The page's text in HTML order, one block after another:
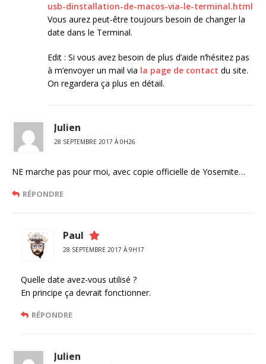
usb-dinstallation-de-macos-via-le-terminal.html
Vous aurez peut-être toujours besoin de changer la
date dans le Terminal.
Edit : Si vous avez besoin de plus d’aide n’hésitez pas
à m’envoyer un mail via la page de contact du site.
On regardera ça plus en détail.
Julien
28 SEPTEMBRE 2017 À 0H26
NE marche pas pour moi, avec copie officielle de Yosemite…
RÉPONDRE
Paul
28 SEPTEMBRE 2017 À 9H17
Quelle date avez-vous utilisé ?
En principe ça devrait fonctionner.
RÉPONDRE
Julien